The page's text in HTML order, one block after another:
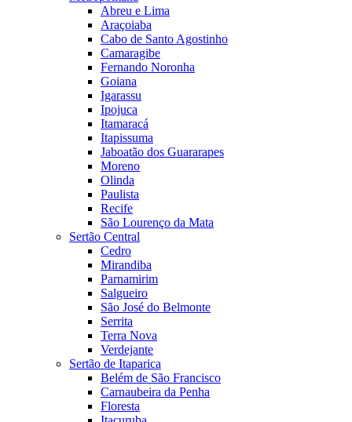
Abreu e Lima
Araçoiaba
Cabo de Santo Agostinho
Camaragibe
Fernando Noronha
Goiana
Igarassu
Ipojuca
Itamaracá
Itapissuma
Jaboatão dos Guararapes
Moreno
Olinda
Paulista
Recife
São Lourenço da Mata
Sertão Central
Cedro
Mirandiba
Parnamirim
Salgueiro
São José do Belmonte
Serrita
Terra Nova
Verdejante
Sertão de Itaparica
Belém de São Francisco
Carnaubeira da Penha
Floresta